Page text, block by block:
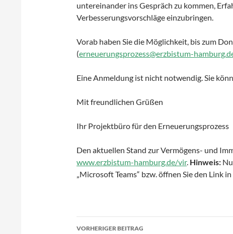
untereinander ins Gespräch zu kommen,
Verbesserungsvorschläge einzubringen.
Vorab haben Sie die Möglichkeit, bis zum
(erneuerungsprozess@erzbistum-
Eine Anmeldung ist nicht notwendig. Sie
Mit freundlichen Grüßen
Ihr Projektbüro für den Erneuerungsprozess
Den aktuellen Stand zur Vermögens- und
www.erzbistum-hamburg.de/vir. Hinweis:
„Microsoft Teams“ bzw. öffnen Sie den Link
VORHERIGER BEITRAG